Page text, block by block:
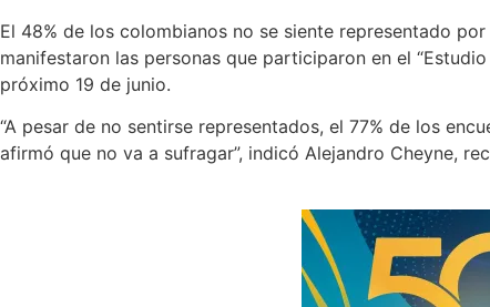
El 48% de los colombianos no se siente representado
manifestaron las personas que participaron en el
próximo 19 de junio.
“A pesar de no sentirse representados, el 77% de los
afirmó que no va a sufragar”, indicó Alejandro Cheyne,